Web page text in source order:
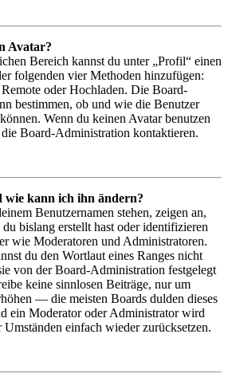
Avatar?
Bereich kannst du unter „Profil“ einen
folgenden vier Methoden hinzufügen:
oder Hochladen. Die Board-
bestimmen, ob und wie die Benutzer
Wenn du keinen Avatar benutzen
Board-Administration kontaktieren.
wie kann ich ihn ändern?
Benutzernamen stehen, zeigen an,
bislang erstellt hast oder identifizieren
wie Moderatoren und Administratoren.
du den Wortlaut eines Ranges nicht
von der Board-Administration festgelegt
keine sinnlosen Beiträge, nur um
— die meisten Boards dulden dieses
ein Moderator oder Administrator wird
Umständen einfach wieder zurücksetzen.